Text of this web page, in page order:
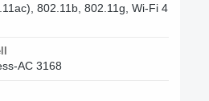
802.11b, 802.11g, Wi-Fi 4
AC 3168